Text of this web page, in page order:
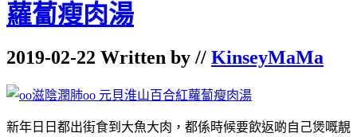
蘿蔔瘦肉湯
2019-02-22 Written by // KinseyMaMa
新年日日都出街食到大魚大肉，都係時候要飲返啲自己煲嘅靚